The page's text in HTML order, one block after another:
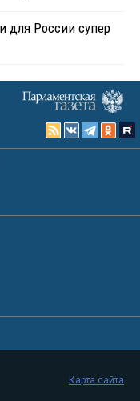
для России супер
Карта сайта